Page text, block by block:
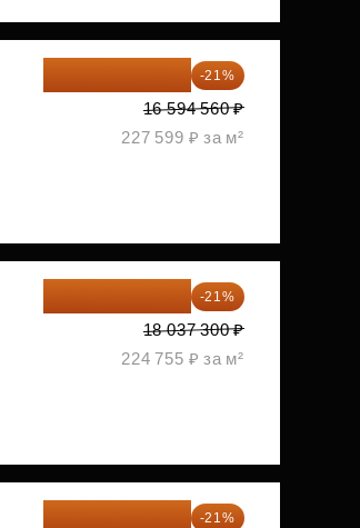
-21%
16 594 560 ₽
227 599 ₽ за м²
-21%
18 037 300 ₽
224 755 ₽ за м²
-21%